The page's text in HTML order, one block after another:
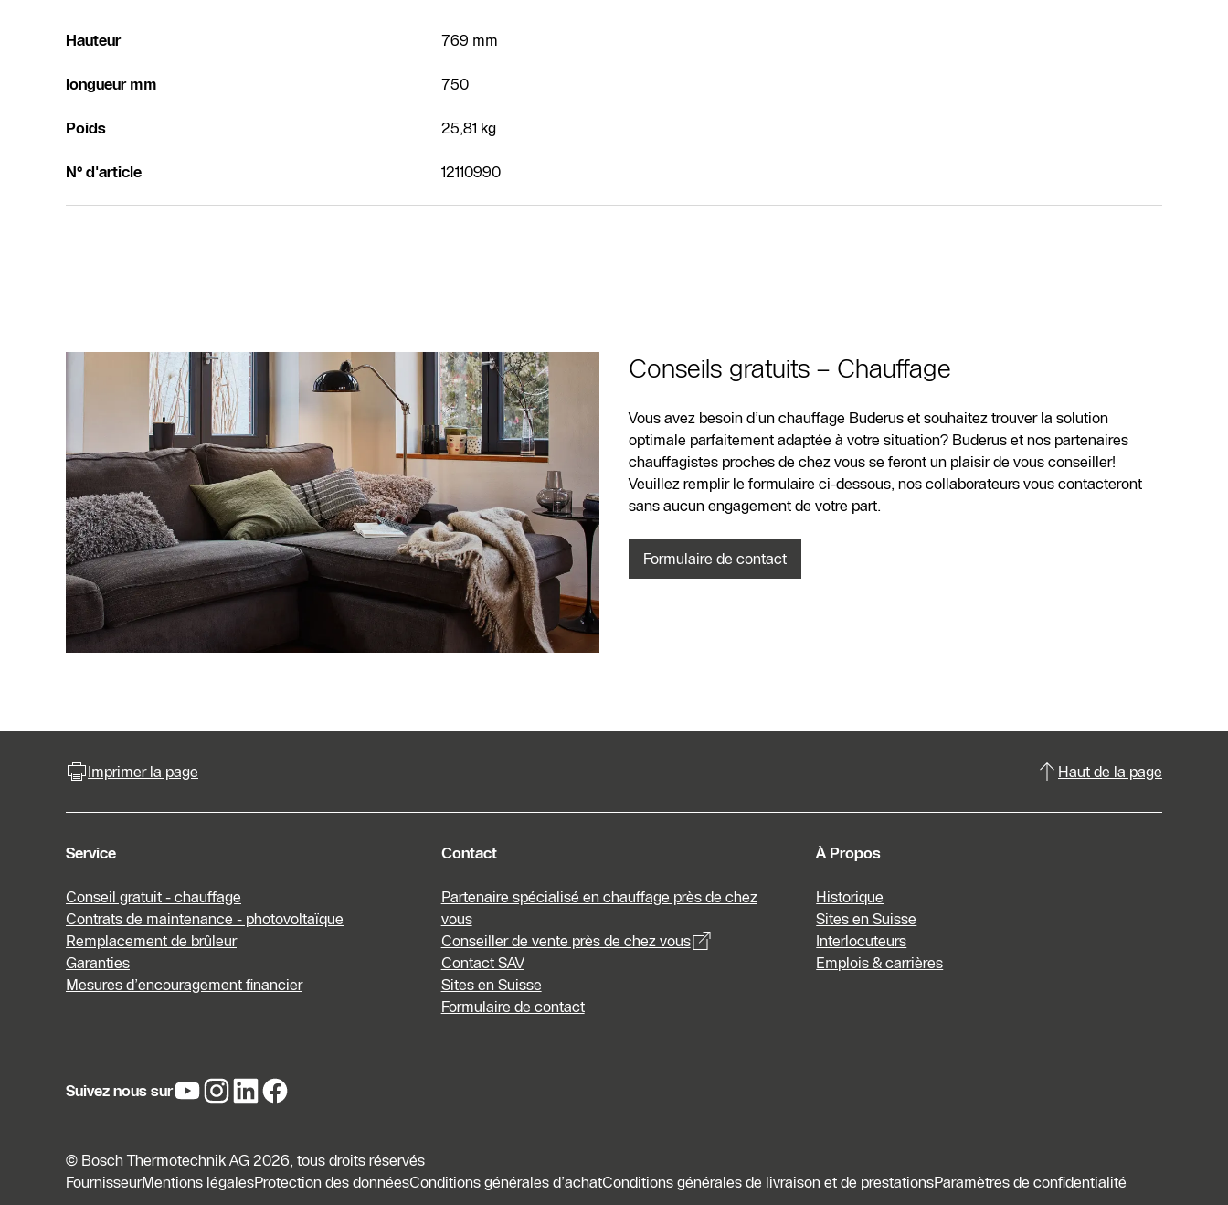
Hauteur 769 mm
longueur mm 750
Poids 25,81 kg
N° d'article 12110990
Conseils gratuits – Chauffage
Vous avez besoin d’un chauffage Buderus et souhaitez trouver la solution
optimale parfaitement adaptée à votre situation? Buderus et nos partenaires
chauffagistes proches de chez vous se feront un plaisir de vous conseiller!
Veuillez remplir le formulaire ci-dessous, nos collaborateurs vous contacteront
sans aucun engagement de votre part.
Formulaire de contact
partenaires
Imprimer la page Haut de la page
Service
Conseil gratuit - chauffage
Contrats de maintenance - photovoltaïque
Remplacement de brûleur
Garanties
Mesures d’encouragement financier
Contact
Partenaire spécialisé en chauffage près de chez
vous
Conseiller de vente près de chez vous
Contact SAV
Sites en Suisse
Formulaire de contact
À Propos
Historique
Sites en Suisse
Interlocuteurs
Emplois & carrières
Suivez nous sur
© Bosch Thermotechnik AG 2026, tous droits réservés
FournisseurMentions légalesProtection des donnéesConditions générales d’achatConditions générales de livraison et de prestationsParamètres de confidentialité